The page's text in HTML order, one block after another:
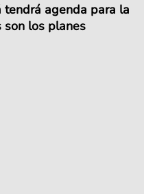
agenda para la
son los planes